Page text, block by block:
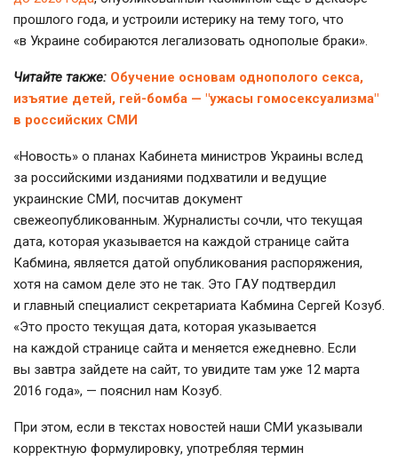
прошлого года, и устроили истерику на тему того, что
«в Украине собираются легализовать однополые браки».
Читайте также: Обучение основам однополого секса,
изъятие детей, гей-бомба — "ужасы гомосексуализма"
в российских СМИ
«Новость» о планах Кабинета министров Украины вслед
за российскими изданиями подхватили и ведущие
украинские СМИ, посчитав документ
свежеопубликованным. Журналисты сочли, что текущая
дата, которая указывается на каждой странице сайта
Кабмина, является датой опубликования распоряжения,
хотя на самом деле это не так. Это ГАУ подтвердил
и главный специалист секретариата Кабмина Сергей Козуб.
«Это просто текущая дата, которая указывается
на каждой странице сайта и меняется ежедневно. Если
вы завтра зайдете на сайт, то увидите там уже 12 марта
2016 года», — пояснил нам Козуб.
При этом, если в текстах новостей наши СМИ указывали
корректную формулировку, употребляя термин